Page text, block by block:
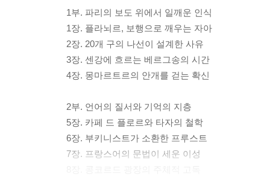
1부. 파리의 보도 위에서 일깨운 인식
1장. 플라뇌르, 보행으로 깨우는 자아
2장. 20개 구의 나선이 설계한 사유
3장. 센강에 흐르는 베르그송의 시간
4장. 몽마르트르의 안개를 걷는 확신
2부. 언어의 질서와 기억의 지층
5장. 카페 드 플로르와 타자의 철학
6장. 부키니스트가 소환한 프루스트
7장. 프랑스어의 문법이 세운 이성